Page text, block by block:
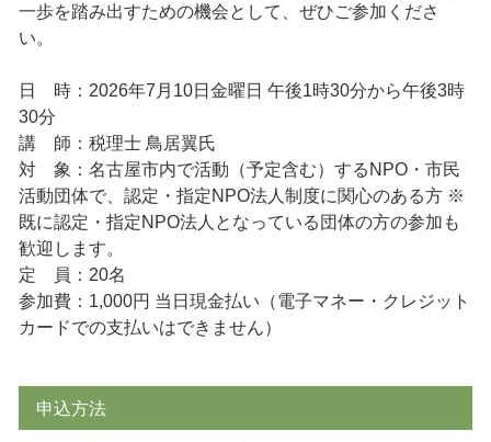
一歩を踏み出すための機会として、ぜひご参加くださ
い。
日 時：2026年7月10日金曜日 午後1時30分から午後3時
30分
講 師：税理士 鳥居翼氏
対 象：名古屋市内で活動（予定含む）するNPO・市民
活動団体で、認定・指定NPO法人制度に関心のある方 ※
既に認定・指定NPO法人となっている団体の方の参加も
歓迎します。
定 員：20名
参加費：1,000円 当日現金払い（電子マネー・クレジット
カードでの支払いはできません）
申込方法